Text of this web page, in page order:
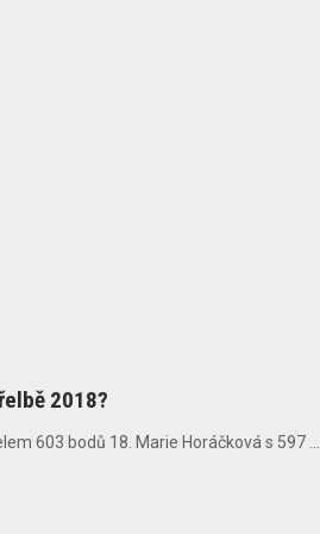
2018?
603 bodů 18. Marie Horáčková s 597 ...